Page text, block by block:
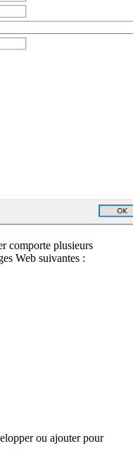
comporte plusieurs
Web suivantes :
ou ajouter pour